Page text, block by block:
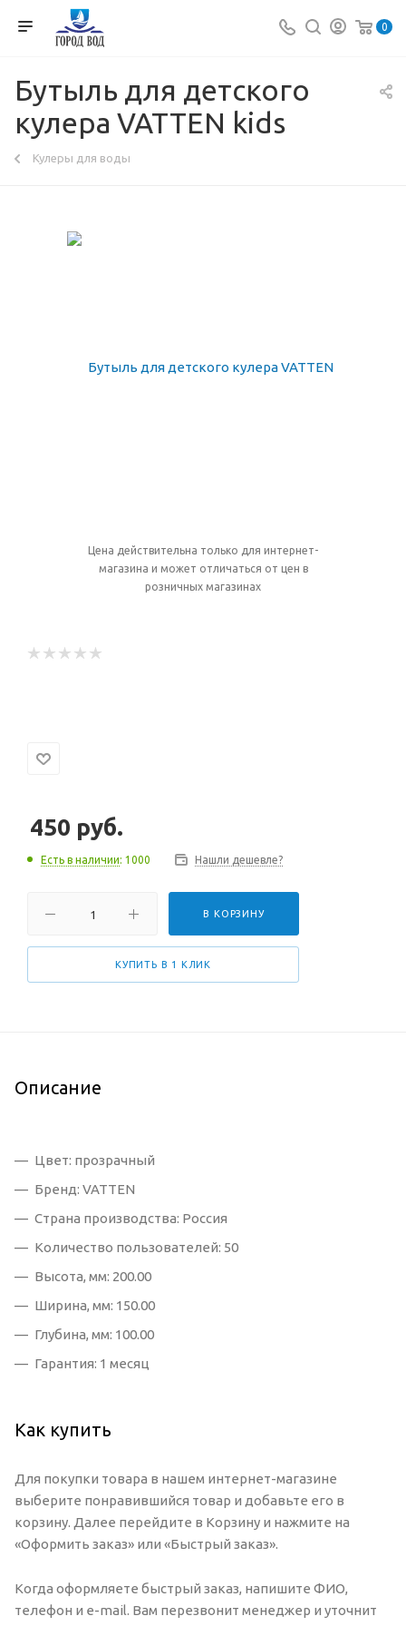
0
Бутыль для детского
кулера VATTEN kids
Кулеры для воды
Цена действительна только для интернет-
магазина и может отличаться от цен в
розничных магазинах
450 руб.
Есть в наличии: 1000 Нашли дешевле?
В КОРЗИНУ
КУПИТЬ В 1 КЛИК
Описание
Цвет: прозрачный
Бренд: VATTEN
Страна производства: Россия
Количество пользователей: 50
Высота, мм: 200.00
Ширина, мм: 150.00
Глубина, мм: 100.00
Гарантия: 1 месяц
Как купить
Для покупки товара в нашем интернет-магазине
выберите понравившийся товар и добавьте его в
корзину. Далее перейдите в Корзину и нажмите на
«Оформить заказ» или «Быстрый заказ».
Когда оформляете быстрый заказ, напишите ФИО,
телефон и e-mail. Вам перезвонит менеджер и уточнит